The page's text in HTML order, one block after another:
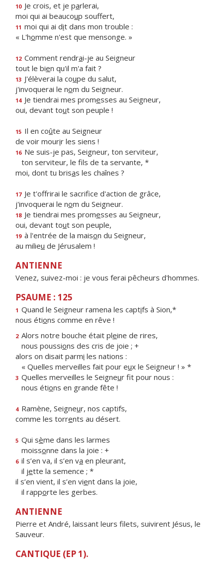
10 Je crois, et je parlerai,
moi qui ai beaucoup souffert,
11 moi qui ai dit dans mon trouble :
« L'homme n'est que mensonge. »
12 Comment rendrai-je au Seigneur
tout le bien qu'il m'a fait ?
13 J'élèverai la coupe du salut,
j'invoquerai le nom du Seigneur.
14 Je tiendrai mes promesses au Seigneur,
oui, devant tout son peuple !
15 Il en coûte au Seigneur
de voir mourir les siens !
16 Ne suis-je pas, Seigneur, ton serviteur,
ton serviteur, le fls de ta servante, *
moi, dont tu brisas les chaînes ?
17 Je t'offrirai le sacrifce d'action de grâce,
j'invoquerai le nom du Seigneur.
18 Je tiendrai mes promesses au Seigneur,
oui, devant tout son peuple,
19 à l'entrée de la maison du Seigneur,
au milieu de Jérusalem !
ANTIENNE
Venez, suivez-moi : je vous ferai pêcheurs d'hommes.
PSAUME : 125
1 Quand le Seigneur ramena les captifs à Sion,*
nous étions comme en rêve !
2 Alors notre bouche était pleine de rires,
nous poussions des cris de joie ; +
alors on disait parmi les nations :
« Quelles merveilles fait pour eux le Seigneur ! » *
3 Quelles merveilles le Seigneur fit pour nous :
nous étions en grande fête !
4 Ramène, Seigneur, nos captifs,
comme les torrents au désert.
5 Qui sème dans les larmes
moissonne dans la joie : +
6 il s’en va, il s’en va en pleurant,
il jette la semence ; *
il s’en vient, il s’en vient dans la joie,
il rapporte les gerbes.
ANTIENNE
Pierre et André, laissant leurs filets, suivirent Jésus, le
Sauveur.
CANTIQUE (EP 1).